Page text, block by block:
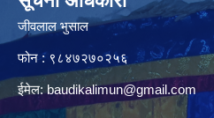
जीवलाल भुसाल
फोन : ९८४७२७०२५६
ईमेल: baudikalimun@gmail.com